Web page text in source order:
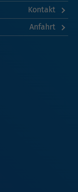
Kontakt
Anfahrt